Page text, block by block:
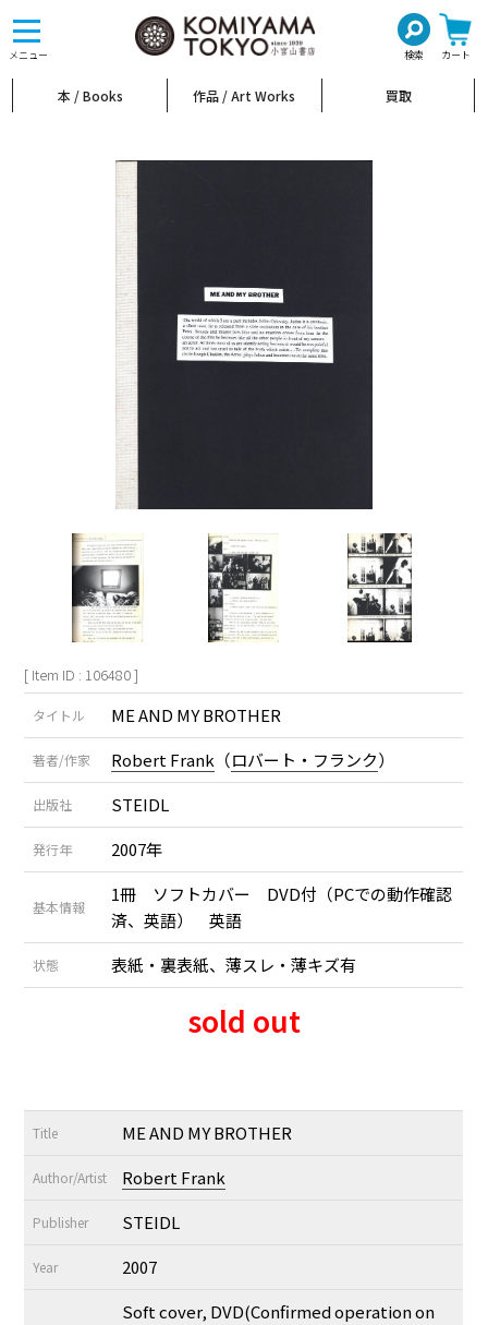
メニュー 検索 カート
toggle
navigation
本 / Books 作品 / Art Works 買取
[ Item ID : 106480 ]
タイトル ME AND MY BROTHER
著者/作家 Robert Frank （ロバート・フランク）
出版社 STEIDL
発行年 2007年
基本情報
1冊 ソフトカバー DVD付（PCでの動作確認
済、英語） 英語
状態 表紙・裏表紙、薄スレ・薄キズ有
sold out
Title ME AND MY BROTHER
Author/Artist Robert Frank
Publisher STEIDL
Year 2007
Soft cover, DVD(Confirmed operation on